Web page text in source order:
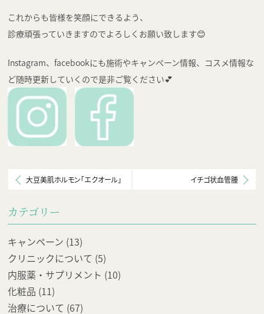
これからも皆様を笑顔にできるよう、
診療頑張っていきますのでよろしくお願い致します😊
Instagram、facebookにも施術やキャンペーン情報、コスメ情報な
ど随時更新していくので是非ご覧ください💕
大豆美肌ホルモン「エクオール」 イチゴ状血管腫
カテゴリー
キャンペーン (13)
クリニックについて (5)
内服薬・サプリメント (10)
化粧品 (11)
治療について (67)